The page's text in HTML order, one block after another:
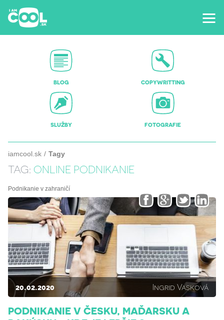
BLOG COPYWRITTING
SLUŽBY FOTOGRAFIE
iamcool.sk Tagy
TAG: ONLINE PODNIKANIE
Podnikanie v zahraničí
20.02.2020 Ingrid Vasková
PODNIKANIE V ČESKU, MAĎARSKU A